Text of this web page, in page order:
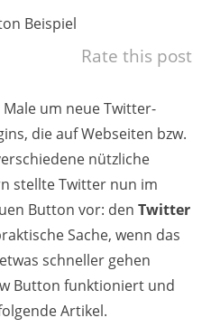
Rate this post
um neue Twitter-
die auf Webseiten bzw.
nützliche
stellte Twitter nun im
Button vor: den Twitter
Sache, wenn das
schneller gehen
Button funktioniert und
Artikel.